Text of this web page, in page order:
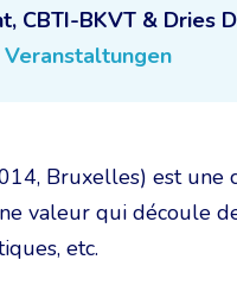
CBTI-BKVT & Dries
Bruxelles) est une
valeur qui découle
etc.